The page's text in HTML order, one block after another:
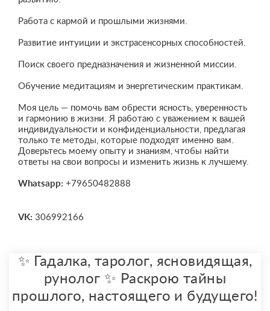
Работа с кармой и прошлыми жизнями.
Развитие интуиции и экстрасенсорных способностей.
Поиск своего предназначения и жизненной миссии.
Обучение медитациям и энергетическим практикам.
Моя цель — помочь вам обрести ясность, уверенность
и гармонию в жизни. Я работаю с уважением к вашей
индивидуальности и конфиденциальности, предлагая
только те методы, которые подходят именно вам.
Доверьтесь моему опыту и знаниям, чтобы найти
ответы на свои вопросы и изменить жизнь к лучшему.
Whatsapp: +79650482888
VK: 306992166
✨ Гадалка, таролог, ясновидящая,
рунолог ✨ Раскрою тайны
прошлого, настоящего и будущего!